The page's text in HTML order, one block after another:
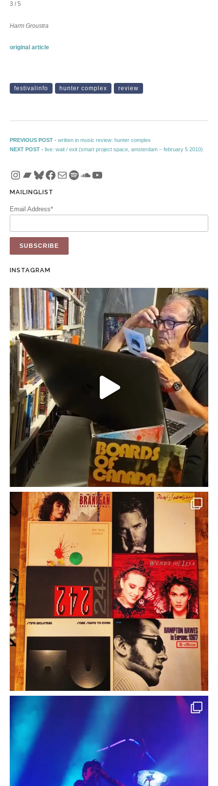
3 / 5
Harm Groustra
original article
festivalinfo hunter complex review
Post navigation
PREVIOUS POST - Previous post:
written in music review: hunter complex
NEXT POST - Next post:
live: wait / exit (smart project space, amsterdam – february 5 2010)
Instagram
Bandcamp
Bluesky
Facebook
MailSpotify
SoundCloud
YouTube
MAILINGLIST
Email Address*
INSTAGRAM